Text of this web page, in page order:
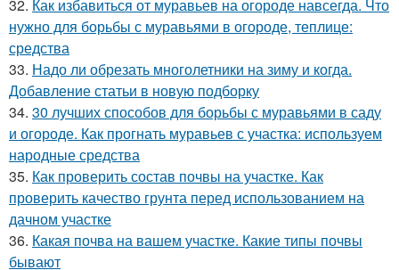
32. Как избавиться от муравьев на огороде навсегда. Что
нужно для борьбы с муравьями в огороде, теплице:
средства
33. Надо ли обрезать многолетники на зиму и когда.
Добавление статьи в новую подборку
34. 30 лучших способов для борьбы с муравьями в саду
и огороде. Как прогнать муравьев с участка: используем
народные средства
35. Как проверить состав почвы на участке. Как
проверить качество грунта перед использованием на
дачном участке
36. Какая почва на вашем участке. Какие типы почвы
бывают